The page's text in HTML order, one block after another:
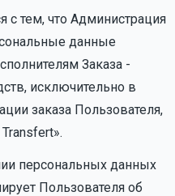
с тем, что Администрация
данные
Заказа -
исключительно в
заказа Пользователя,
персональных данных
Пользователя об